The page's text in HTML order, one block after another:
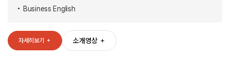
Business English
자세히보기 ＋ 소개영상 ＋